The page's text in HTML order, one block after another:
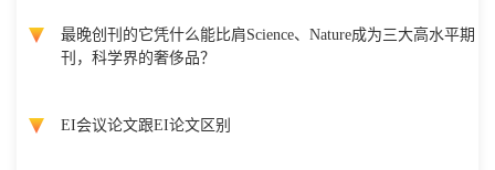
最晚创刊的它凭什么能比肩Science、Nature成为三大高水平期
刊，科学界的奢侈品？
EI会议论文跟EI论文区别